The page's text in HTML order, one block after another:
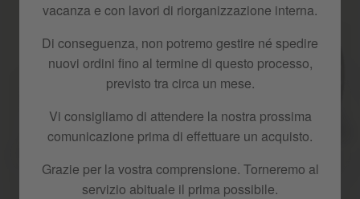
vacanza e con lavori di riorganizzazione interna.
Di conseguenza, non potremo gestire né spedire
nuovi ordini fino al termine di questo processo,
previsto tra circa un mese.
Vi consigliamo di attendere la nostra prossima
comunicazione prima di effettuare un acquisto.
Grazie per la vostra comprensione. Torneremo al
servizio abituale il prima possibile.